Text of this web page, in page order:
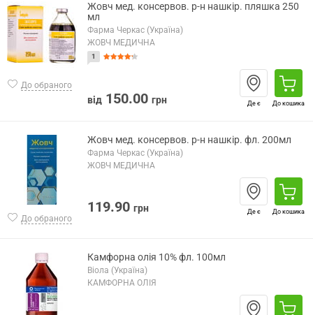
До обраного
Жовч мед. консервов. р-н нашкір. пляшка 250
мл
Фарма Черкас (Україна)
ЖОВЧ МЕДИЧНА
1
від 150.00 грн Де є До кошика
До обраного
Жовч мед. консервов. р-н нашкір. фл. 200мл
Фарма Черкас (Україна)
ЖОВЧ МЕДИЧНА
119.90 грн Де є До кошика
Камфорна олія 10% фл. 100мл
Віола (Україна)
КАМФОРНА ОЛІЯ